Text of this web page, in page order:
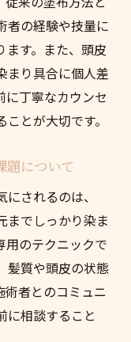
者の経験や技量に
ます。また、頭皮
まり具合に個人差
に丁寧なカウンセ
とが大切です。
題について
されるのは、
までしっかり染ま
用のテクニックで
髪質や頭皮の状態
術者とのコミュニ
に相談すること